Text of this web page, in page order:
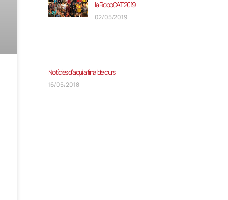
la RoboCAT 2019
02/05/2019
Notícies d’aquí a final de curs
16/05/2018